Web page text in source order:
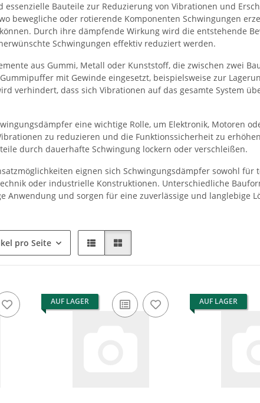
essenzielle Bauteile zur Reduzierung von Vibrationen und
bewegliche oder rotierende Komponenten Schwingungen
Durch ihre dämpfende Wirkung wird die entstehende
Schwingungen effektiv reduziert werden.
aus Gummi, Metall oder Kunststoff, die zwischen zwei
mit Gewinde eingesetzt, beispielsweise zur
verhindert, dass sich Vibrationen auf das gesamte System
eine wichtige Rolle, um Elektronik, Motoren
zu reduzieren und die Funktionssicherheit zu
durch dauerhafte Schwingung lockern oder verschleißen.
eignen sich Schwingungsdämpfer sowohl
oder industrielle Konstruktionen. Unterschiedliche
Anwendung und sorgen für eine zuverlässige und langlebige
pro Seite
AUF LAGER AUF LAGER